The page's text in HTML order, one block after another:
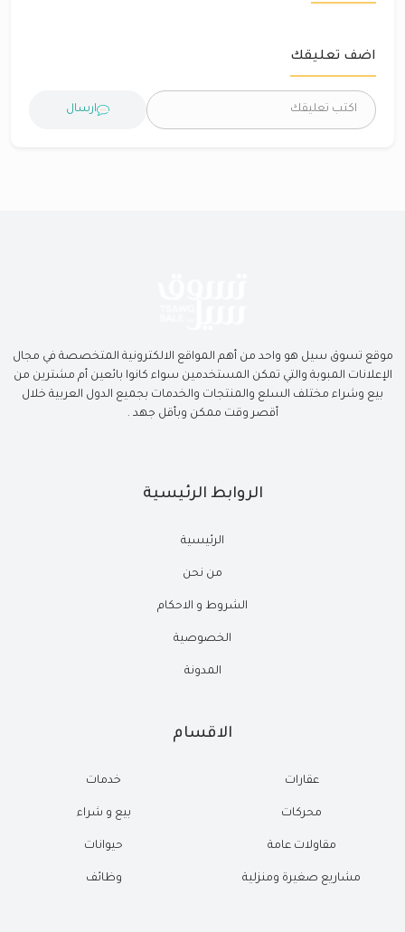
اضف تعليقك
ارسال
موقع تسوق سيل هو واحد من أهم المواقع الالكترونية المتخصصة في مجال
الإعلانات المبوبة والتي تمكن المستخدمين سواء كانوا بائعين أم مشترين من
بيع وشراء مختلف السلع والمنتجات والخدمات بجميع الدول العربية خلال
أقصر وقت ممكن وبأقل جهد .
الروابط الرئيسية
الرئيسية
من نحن
الشروط و الاحكام
الخصوصية
المدونة
الاقسام
عقارات
محركات
مقاولات عامة
مشاريع صغيرة ومنزلية
خدمات
بيع و شراء
حيوانات
وظائف